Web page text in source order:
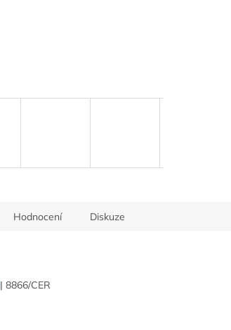
Hodnocení Diskuze
| 8866/CER